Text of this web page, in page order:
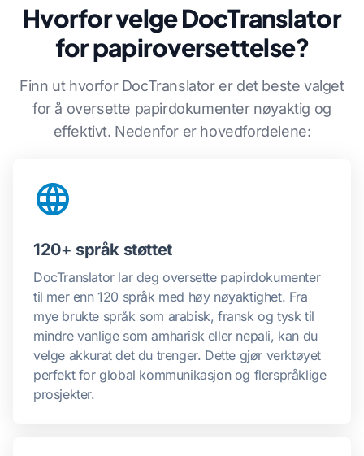
Hvorfor velge DocTranslator
for papiroversettelse?
Finn ut hvorfor DocTranslator er det beste valget
for å oversette papirdokumenter nøyaktig og
effektivt. Nedenfor er hovedfordelene:
120+ språk støttet
DocTranslator lar deg oversette papirdokumenter
til mer enn 120 språk med høy nøyaktighet. Fra
mye brukte språk som arabisk, fransk og tysk til
mindre vanlige som amharisk eller nepali, kan du
velge akkurat det du trenger. Dette gjør verktøyet
perfekt for global kommunikasjon og flerspråklige
prosjekter.